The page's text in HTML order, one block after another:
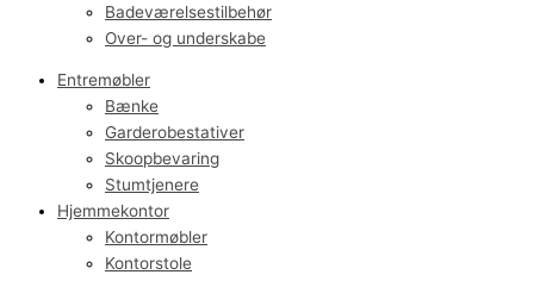
Badeværelsestilbehør
Over- og underskabe
Entremøbler
Bænke
Garderobestativer
Skoopbevaring
Stumtjenere
Hjemmekontor
Kontormøbler
Kontorstole